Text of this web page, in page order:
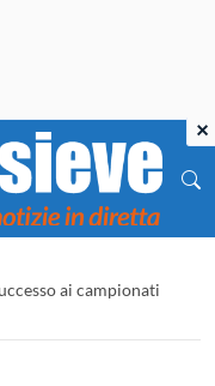
ai campionati
×